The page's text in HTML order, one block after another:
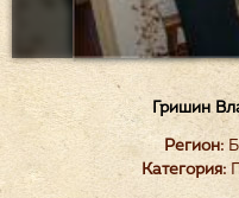
Гришин
Регион:
Категория: